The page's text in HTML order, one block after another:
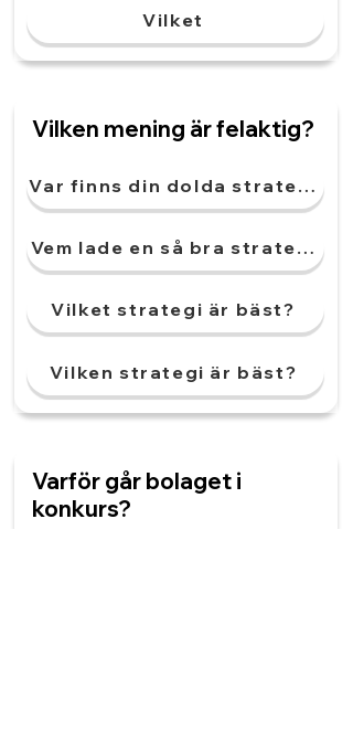
Vilket
Vilken mening är felaktig?
Var finns din dolda strategi?
Vem lade en så bra strategi?
Vilket strategi är bäst?
Vilken strategi är bäst?
Varför går bolaget i
konkurs?